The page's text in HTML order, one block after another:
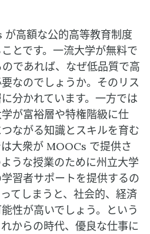
高額な公的高等教育制度
とです。一流大学が無料で
であれば、なぜ低品質で高
なのでしょうか。そのリス
分かれています。一方では
が富裕層や特権階級に仕
ながる知識とスキルを育む
大衆が MOOCs で提供さ
うな授業のために州立大学
習者サポートを提供するの
てしまうと、社会的、経済
性が高いでしょう。という
からの時代、優良な仕事に